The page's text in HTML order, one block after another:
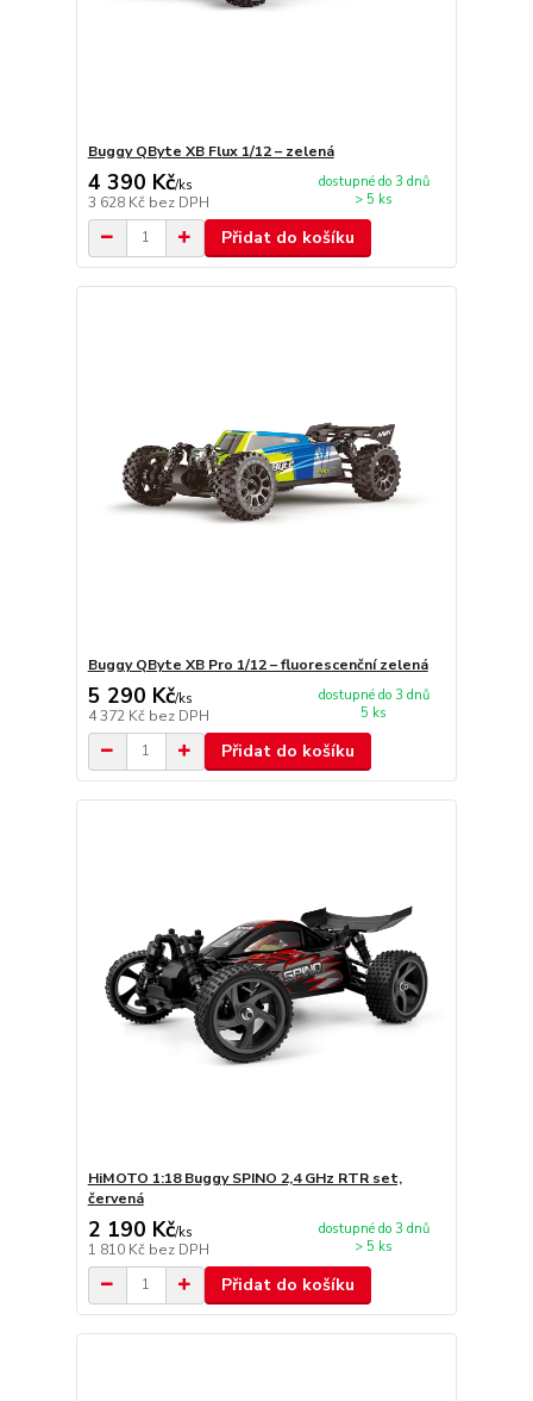
Buggy QByte XB Flux 1/12 – zelená
4 390 Kč/ks
3 628 Kč bez DPH
dostupné do 3 dnů
> 5 ks
Přidat do košíku
Buggy QByte XB Pro 1/12 – fluorescenční zelená
5 290 Kč/ks
4 372 Kč bez DPH
dostupné do 3 dnů
5 ks
Přidat do košíku
HiMOTO 1:18 Buggy SPINO 2,4 GHz RTR set,
červená
2 190 Kč/ks
1 810 Kč bez DPH
dostupné do 3 dnů
> 5 ks
Přidat do košíku